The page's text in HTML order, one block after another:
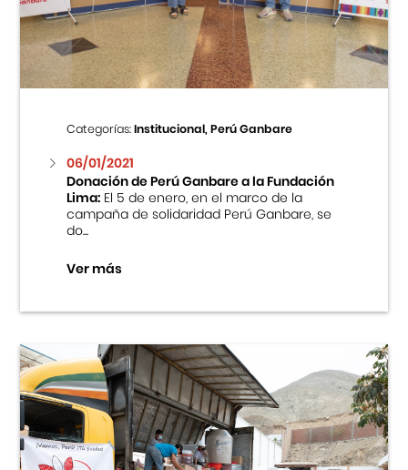
Centro Cultural Peruano Japonés
Cursos
Museo de la Inmigración Japonesa
Fondo Editorial
Teatro Peruano Japonés
Categorías:Institucional, Perú Ganbare
06/01/2021
Donación de Perú Ganbare a la Fundación
Lima:El 5 de enero, en el marco de la
campaña de solidaridad Perú Ganbare, se
do...
Ver más